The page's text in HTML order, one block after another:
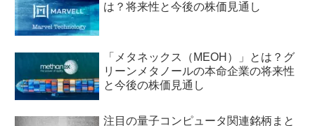
は？将来性と今後の株価見通し
「メタネックス（MEOH）」とは？グ
リーンメタノールの本命企業の将来性
と今後の株価見通し
注目の量子コンピュータ関連銘柄まと